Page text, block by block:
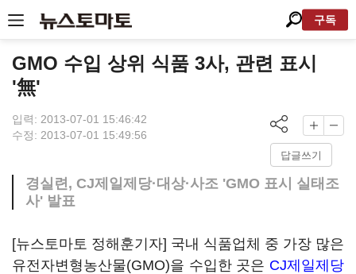
구독
GMO 수입 상위 식품 3사, 관련 표시
'無'
입력: 2013-07-01 15:46:42
수정: 2013-07-01 15:49:56
답글쓰기
경실련, CJ제일제당·대상·사조 'GMO 표시 실태조
사' 발표
[뉴스토마토 정해훈기자] 국내 식품업체 중 가장 많은
유전자변형농산물(GMO)을 수입한 곳은 CJ제일제당